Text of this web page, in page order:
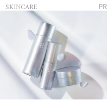
解決
SKINCARE PR